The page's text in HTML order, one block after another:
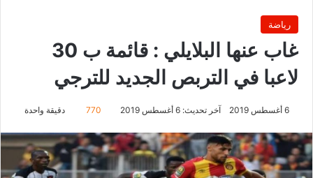
رياضة
غاب عنها البلايلي : قائمة ب 30
لاعبا في التربص الجديد للترجي
6 أغسطس 2019 آخر تحديث: 6 أغسطس 2019 770 دقيقة واحدة